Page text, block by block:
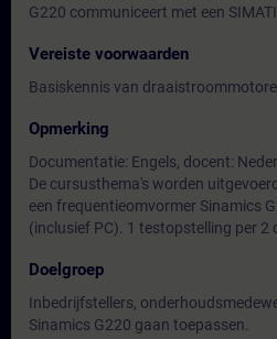
G220 communiceert met een
Vereiste voorwaarden
Basiskennis van
Opmerking
Documentatie: Engels, docent:
De cursusthema's worden
een frequentieomvormer Sinamics
(inclusief PC). 1 testopstelling per 2
Doelgroep
Inbedrijfstellers,
Sinamics G220 gaan toepassen.